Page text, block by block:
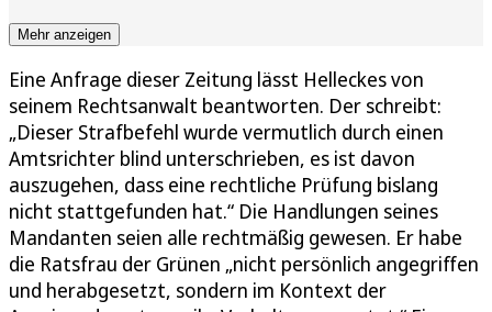
Mehr anzeigen
Eine Anfrage dieser Zeitung lässt Helleckes von
seinem Rechtsanwalt beantworten. Der schreibt:
„Dieser Strafbefehl wurde vermutlich durch einen
Amtsrichter blind unterschrieben, es ist davon
auszugehen, dass eine rechtliche Prüfung bislang
nicht stattgefunden hat.“ Die Handlungen seines
Mandanten seien alle rechtmäßig gewesen. Er habe
die Ratsfrau der Grünen „nicht persönlich angegriffen
und herabgesetzt, sondern im Kontext der